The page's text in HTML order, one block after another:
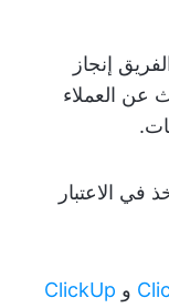
إنجاز
عن العملاء
في الاعتبار
و ClickUp